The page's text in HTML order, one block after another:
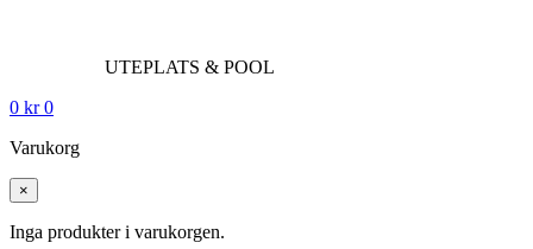
UTEPLATS & POOL
0 kr 0
Varukorg
×
Inga produkter i varukorgen.